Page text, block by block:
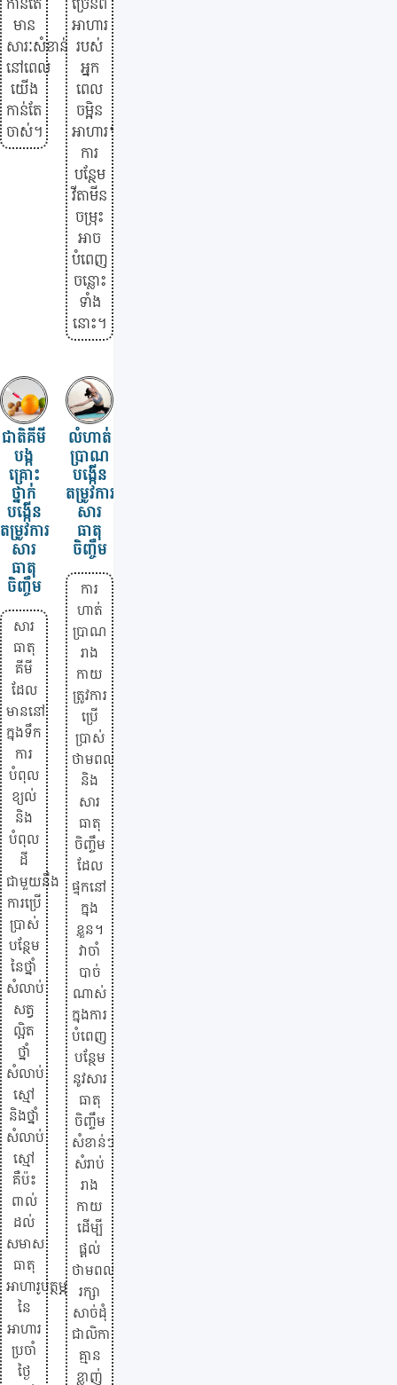
កាន់តែ
មាន
សារៈសំខាន់
នៅពេល
យើង
កាន់តែ
ចាស់។
ច្រើនពី
អាហារ
របស់
អ្នក
ពេល
ចម្អិន
អាហារ។
ការ
បន្ថែម
វីតាមីន
ចម្រុះ
អាច
បំពេញ
ចន្លោះ
ទាំង
នោះ។
ជាតិគីមី
បង្ក
គ្រោះ
ថ្នាក់
បង្កើន
តម្រូវការ
សារ
ធាតុ
ចិញ្ចឹម
សារ
ធាតុ
គីមី
ដែល
មាននៅ
ក្នុងទឹក
ការ
បំពុល
ខ្យល់
និង
បំពុល
ដី
ជាមួយនឹង
ការប្រើ
ប្រាស់
បន្ថែម
នៃថ្នាំ
សំលាប់
សត្វ
ល្អិត
ថ្នាំ
សំលាប់
ស្មៅ
និងថ្នាំ
សំលាប់
ស្មៅ
គឺប៉ះ
ពាល់
ដល់
សមាស
ធាតុ
អាហារូបត្ថម្ភ
នៃ
អាហារ
ប្រចាំ
ថ្ងៃ
លំហាត់
ប្រាណ
បង្កើន
តម្រូវការ
សារ
ធាតុ
ចិញ្ចឹម
ការ
ហាត់
ប្រាណ
រាង
កាយ
ត្រូវការ
ប្រើ
ប្រាស់
ថាមពល
និង
សារ
ធាតុ
ចិញ្ចឹម
ដែល
ផ្ទុកនៅ
ក្នុង
ខ្លួន។
វាចាំ
បាច់
ណាស់
ក្នុងការ
បំពេញ
បន្ថែម
នូវសារ
ធាតុ
ចិញ្ចឹម
សំខាន់ៗ
សំរាប់
រាង
កាយ
ដើម្បី
ផ្តល់
ថាមពល
រក្សា
សាច់ដុំ
ជាលិកា
គ្មាន
ខ្លាញ់